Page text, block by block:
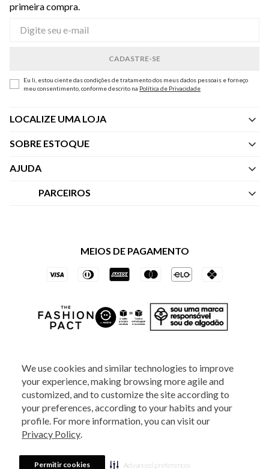
We use cookies and similar technologies to improve
your experience, making browsing more agile and
customized, and to customize the site according to
your preferences, according to your habits and your
profile. For more information, you can visit our
Privacy Policy.
Permitir cookies Advanced preferences
primeira compra.
Eu li, estou ciente das condições de tratamento dos meus dados pessoais e forneço
meu consentimento, conforme descrito na Política de Privacidade
LOCALIZE UMA LOJA
SOBRE ESTOQUE
Quem Somos
AJUDA
Central de Atendimento
Trocas e Devoluções
PARCEIROS
Vai de Visa
Azul Fidelidade
MEIOS DE PAGAMENTO
2025 - Veste S.A Estilo. Todos os direitos reservados - A loja Estoque reserva-
se no direito de corrigir ou alterar informações como: preços, promoções e
880 5520.Horário de Atendimento:
Sábados das 8h às 14h, exceto feriados. Veste S.A Estilo. Rua Othão, 405, Vila